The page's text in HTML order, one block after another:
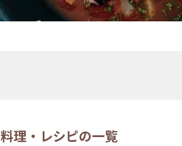
料理・レシピの一覧